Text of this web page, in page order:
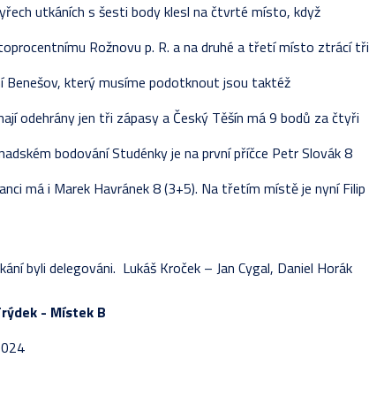
utkáních s šesti body klesl na čtvrté místo, když
Rožnovu p. R. a na druhé a třetí místo ztrácí tři
Benešov, který musíme podotknout jsou taktéž
odehrány jen tři zápasy a Český Těšín má 9 bodů za čtyři
bodování Studénky je na první příčce Petr Slovák 8
má i Marek Havránek 8 (3+5). Na třetím místě je nyní Filip
byli delegováni. Lukáš Kroček – Jan Cygal, Daniel Horák
- Místek B